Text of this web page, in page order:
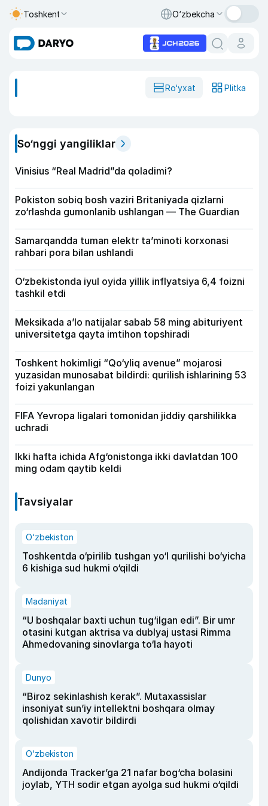
Toshkent O‘zbekcha
Ro‘yxat Plitka
So‘nggi yangiliklar
Vinisius “Real Madrid”da qoladimi?
Pokiston sobiq bosh vaziri Britaniyada qizlarni
zo‘rlashda gumonlanib ushlangan — The Guardian
Samarqandda tuman elektr ta’minoti korxonasi
rahbari pora bilan ushlandi
O‘zbekistonda iyul oyida yillik inflyatsiya 6,4 foizni
tashkil etdi
Meksikada a’lo natijalar sabab 58 ming abituriyent
universitetga qayta imtihon topshiradi
Toshkent hokimligi “Qo‘yliq avenue” mojarosi
yuzasidan munosabat bildirdi: qurilish ishlarining 53
foizi yakunlangan
FIFA Yevropa ligalari tomonidan jiddiy qarshilikka
uchradi
Ikki hafta ichida Afg‘onistonga ikki davlatdan 100
ming odam qaytib keldi
Tavsiyalar
O‘zbekiston
Toshkentda o‘pirilib tushgan yo‘l qurilishi bo‘yicha
6 kishiga sud hukmi o‘qildi
Madaniyat
“U boshqalar baxti uchun tug‘ilgan edi”. Bir umr
otasini kutgan aktrisa va dublyaj ustasi Rimma
Ahmedovaning sinovlarga to‘la hayoti
Dunyo
“Biroz sekinlashish kerak”. Mutaxassislar
insoniyat sun’iy intellektni boshqara olmay
qolishidan xavotir bildirdi
O‘zbekiston
Andijonda Tracker’ga 21 nafar bog‘cha bolasini
joylab, YTH sodir etgan ayolga sud hukmi o‘qildi